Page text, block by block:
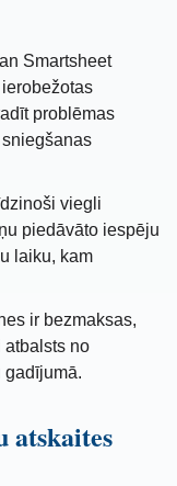
Smartsheet
problēmas
viegli
piedāvāto iespēju
laiku, kam
ir bezmaksas,
atbalsts no
gadījumā.
atskaites